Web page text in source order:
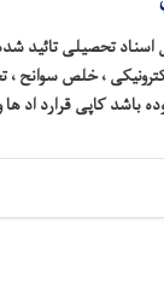
اسناد تحصیلی تائید
، خلص سوانح
باشد کاپی قرارد اد